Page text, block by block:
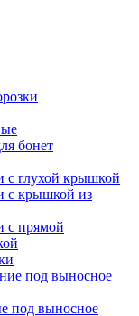
бонет
с глухой крышкой
с крышкой из
с прямой
под выносное
под выносное